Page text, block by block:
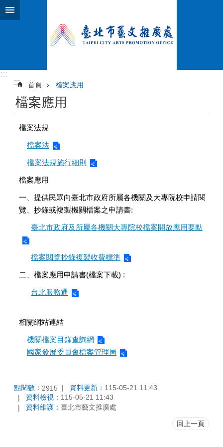
跳到主要內容區塊
:::
:::
首頁 檔案應用
檔案應用
檔案法規
檔案法
檔案法規施行細則
檔案應用
一、提供民眾向臺北市政府所屬各機關及大專院校申請閱
覽、抄錄或複製機關檔案之申請書:
臺北市政府及所屬各機關大專院校檔案開放應用要點
檔案閱覽抄錄複製收費標準
二、檔案應用申請書(檔案下載) :
台北服務通
相關網站連結
機關檔案目錄查詢網
國家發展委員會檔案管理局
點閱數： 2915 資料更新： 115-05-21 11:43
資料檢視： 115-05-21 11:43
資料維護： 臺北市藝文推廣處
回上一頁